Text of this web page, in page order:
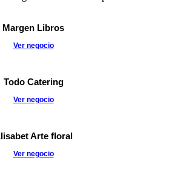
Margen Libros
Ver negocio
Todo Catering
Ver negocio
Arte floral
Ver negocio